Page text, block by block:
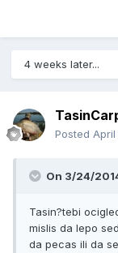
4 weeks later...
Posted April
On 3/24/
Tasin?tebi
mislis da lepo
da pecas ili da